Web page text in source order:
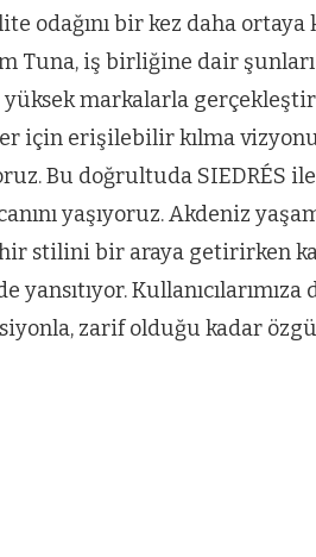
odağını bir kez daha
Tuna, iş birliğine dair
yüksek markalarla
için erişilebilir kılma
Bu doğrultuda SIEDRÉS
yaşıyoruz. Akdeniz
stilini bir araya getirirken
yansıtıyor.
zarif olduğu kadar